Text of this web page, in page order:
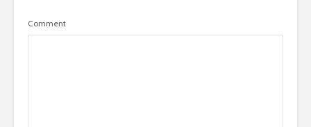
Comment